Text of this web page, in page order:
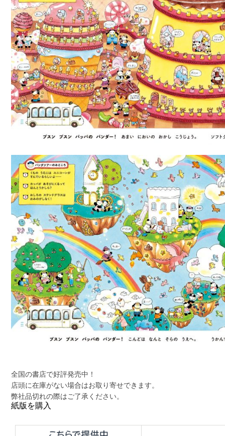
全国の書店で好評発売中！
店頭に在庫がない場合はお取り寄せできます。
弊社品切れの際はご了承ください。
紙版を購入